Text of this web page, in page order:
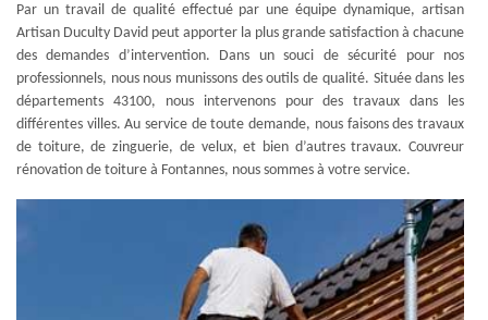
Par un travail de qualité effectué par une équipe dynamique, artisan
Artisan Duculty David peut apporter la plus grande satisfaction à chacune
des demandes d’intervention. Dans un souci de sécurité pour nos
professionnels, nous nous munissons des outils de qualité. Située dans les
départements 43100, nous intervenons pour des travaux dans les
différentes villes. Au service de toute demande, nous faisons des travaux
de toiture, de zinguerie, de velux, et bien d’autres travaux. Couvreur
rénovation de toiture à Fontannes, nous sommes à votre service.